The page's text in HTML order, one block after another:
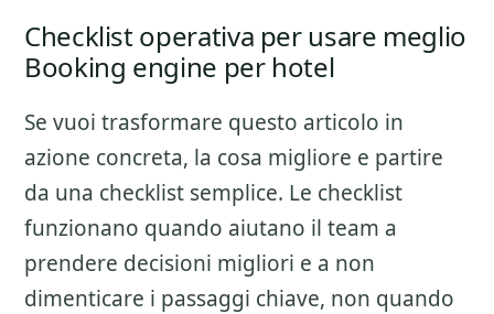
Checklist operativa per usare meglio
Booking engine per hotel
Se vuoi trasformare questo articolo in
azione concreta, la cosa migliore e partire
da una checklist semplice. Le checklist
funzionano quando aiutano il team a
prendere decisioni migliori e a non
dimenticare i passaggi chiave, non quando